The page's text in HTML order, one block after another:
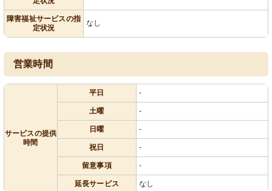
障害福祉サービスの指
定状況
なし
営業時間
サービスの提供
時間
平日 -
土曜 -
日曜 -
祝日 -
留意事項 -
延長サービス なし